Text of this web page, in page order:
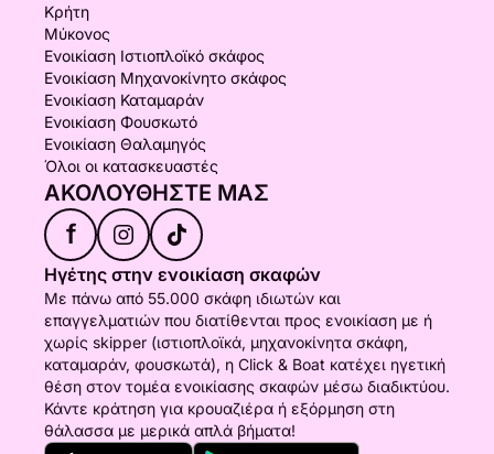
Κρήτη
Μύκονος
Ενοικίαση Ιστιοπλοϊκό σκάφος
Ενοικίαση Μηχανοκίνητο σκάφος
Ενοικίαση Καταμαράν
Ενοικίαση Φουσκωτό
Ενοικίαση Θαλαμηγός
Όλοι οι κατασκευαστές
ΑΚΟΛΟΥΘΉΣΤΕ ΜΑΣ
f
Ηγέτης στην ενοικίαση σκαφών
Με πάνω από 55.000 σκάφη ιδιωτών και
επαγγελματιών που διατίθενται προς ενοικίαση με ή
χωρίς skipper (ιστιοπλοϊκά, μηχανοκίνητα σκάφη,
καταμαράν, φουσκωτά), η Click & Boat κατέχει ηγετική
θέση στον τομέα ενοικίασης σκαφών μέσω διαδικτύου.
Κάντε κράτηση για κρουαζιέρα ή εξόρμηση στη
θάλασσα με μερικά απλά βήματα!